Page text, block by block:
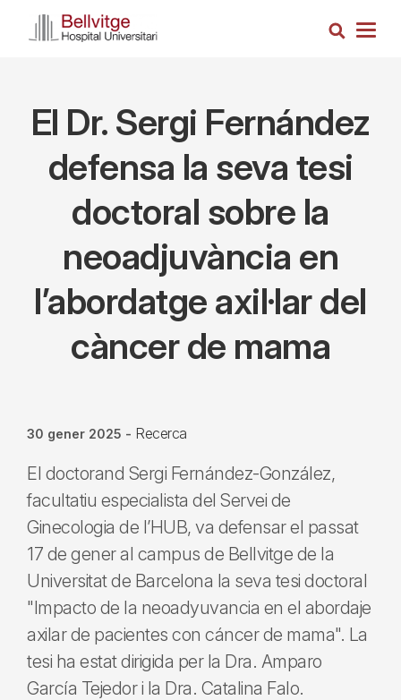
Cerca
El Dr. Sergi Fernández
defensa la seva tesi
doctoral sobre la
neoadjuvància en
l’abordatge axil·lar del
càncer de mama
30 gener 2025 - Recerca
El doctorand Sergi Fernández-González,
facultatiu especialista del Servei de
Ginecologia de l’HUB, va defensar el passat
17 de gener al campus de Bellvitge de la
Universitat de Barcelona la seva tesi doctoral
"Impacto de la neoadyuvancia en el abordaje
axilar de pacientes con cáncer de mama". La
tesi ha estat dirigida per la Dra. Amparo
García Tejedor i la Dra. Catalina Falo.